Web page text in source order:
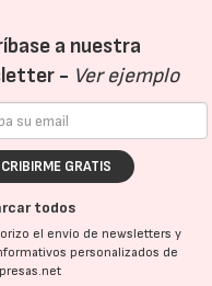
a nuestra
- Ver ejemplo
GRATIS
todos
el envío de newsletters y
personalizados de